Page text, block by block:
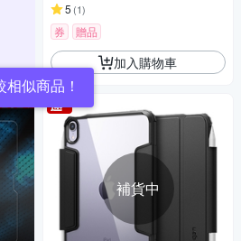
似商品！
5 (1)
券 贈品
加入購物車
補貨中